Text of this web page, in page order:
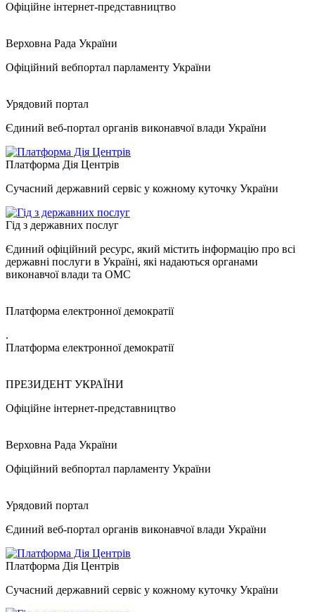
Офіційне інтернет-представництво
Верховна Рада України
Офіційний вебпортал парламенту України
Урядовий портал
Єдиний веб-портал органів виконавчої влади України
Платформа Дія Центрів
Сучасний державний сервіс у кожному куточку України
Гід з державних послуг
Єдиний офіційний ресурс, який містить інформацію про всі
державні послуги в Україні, які надаються органами
виконавчої влади та ОМС
Платформа електронної демократії
.
Платформа електронної демократії
ПРЕЗИДЕНТ УКРАЇНИ
Офіційне інтернет-представництво
Верховна Рада України
Офіційний вебпортал парламенту України
Урядовий портал
Єдиний веб-портал органів виконавчої влади України
Платформа Дія Центрів
Сучасний державний сервіс у кожному куточку України